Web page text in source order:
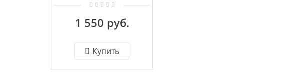
1 550 руб.
Купить